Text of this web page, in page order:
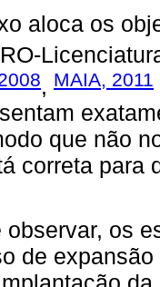
aloca os
, MAIA, 2011
que não
correta para
observar, os
de